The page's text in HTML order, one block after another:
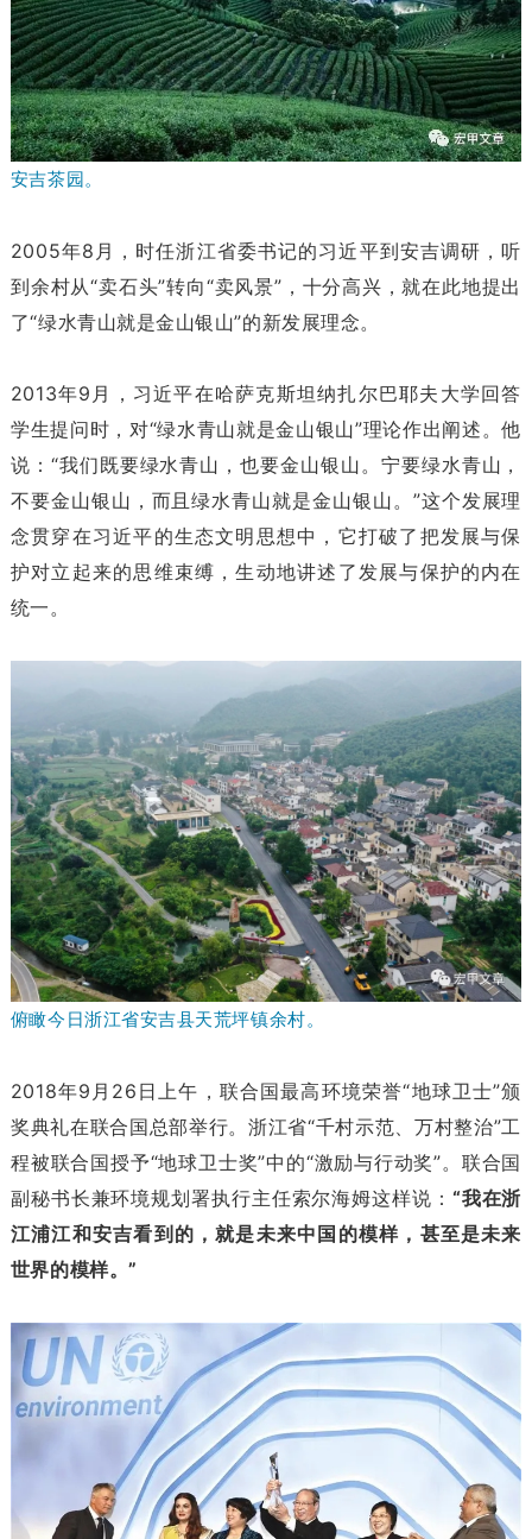
安吉茶园。
2005年8月，时任浙江省委书记的习近平到安吉调研，听
到余村从“卖石头”转向“卖风景”，十分高兴，就在此地提出
了“绿水青山就是金山银山”的新发展理念。
2013年9月，习近平在哈萨克斯坦纳扎尔巴耶夫大学回答
学生提问时，对“绿水青山就是金山银山”理论作出阐述。他
说：“我们既要绿水青山，也要金山银山。宁要绿水青山，
不要金山银山，而且绿水青山就是金山银山。”这个发展理
念贯穿在习近平的生态文明思想中，它打破了把发展与保
护对立起来的思维束缚，生动地讲述了发展与保护的内在
统一。
俯瞰今日浙江省安吉县天荒坪镇余村。
2018年9月26日上午，联合国最高环境荣誉“地球卫士”颁
奖典礼在联合国总部举行。浙江省“千村示范、万村整治”工
程被联合国授予“地球卫士奖”中的“激励与行动奖”。联合国
副秘书长兼环境规划署执行主任索尔海姆这样说： “我在浙
江浦江和安吉看到的，就是未来中国的模样，甚至是未来
世界的模样。”